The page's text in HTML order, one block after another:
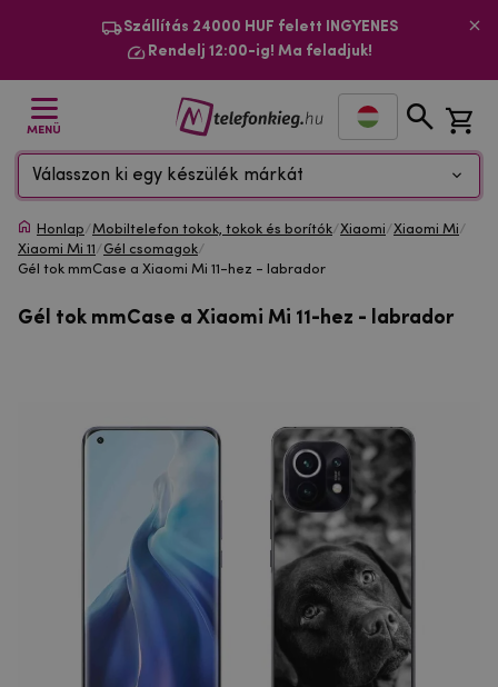
Szállítás 24000 HUF felett INGYENES
Rendelj 12:00-ig! Ma feladjuk!
MENÜ
Válasszon ki egy készülék márkát
Honlap/Mobiltelefon tokok, tokok és borítók/Xiaomi/Xiaomi Mi/
Xiaomi Mi 11/Gél csomagok/
Gél tok mmCase a Xiaomi Mi 11-hez - labrador
Gél tok mmCase a Xiaomi Mi 11-hez - labrador